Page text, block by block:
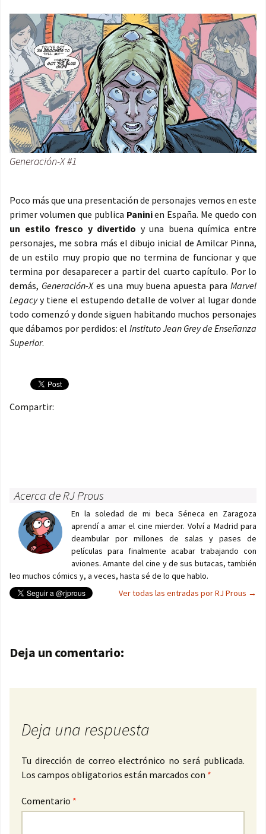
Generación-X #1
Poco más que una presentación de personajes vemos en este
primer volumen que publica Paninien España. Me quedo con
un estilo fresco y divertido y una buena química entre
personajes, me sobra más el dibujo inicial de Amilcar Pinna,
de un estilo muy propio que no termina de funcionar y que
termina por desaparecer a partir del cuarto capítulo. Por lo
demás, Generación-Xes una muy buena apuesta para Marvel
Legacyy tiene el estupendo detalle de volver al lugar donde
todo comenzó y donde siguen habitando muchos personajes
que dábamos por perdidos: el Instituto Jean Grey de Enseñanza
Superior.
Compartir:
Acerca de RJ Prous
En la soledad de mi beca Séneca en Zaragoza
aprendí a amar el cine mierder. Volví a Madrid para
deambular por millones de salas y pases de
películas para finalmente acabar trabajando con
aviones. Amante del cine y de sus butacas, también
leo muchos cómics y, a veces, hasta sé de lo que hablo.
Ver todas las entradas por RJ Prous →
Navegación de entradas
Deja un comentario:
Deja una respuesta
Tu dirección de correo electrónico no será publicada.
Los campos obligatorios están marcados con *
Comentario *